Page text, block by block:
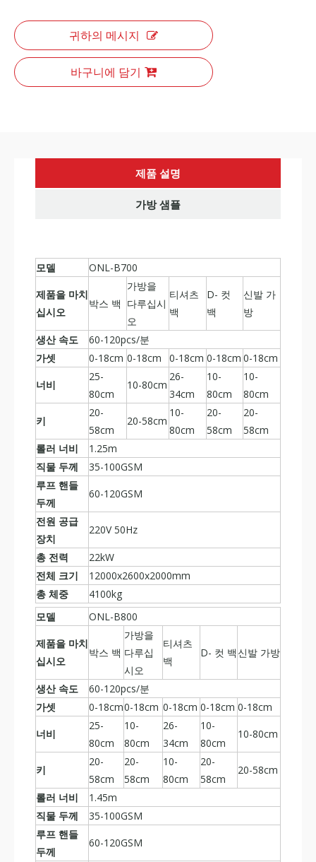
귀하의 메시지
바구니에 담기
제품 설명
가방 샘플
모델
ONL-B700
제품을 마치
십시오
박스 백
가방을
다루십시
오
티셔츠
백
D- 컷
백
신발 가
방
생산 속도
60-120pcs/분
가셋
0-18cm 0-18cm 0-18cm 0-18cm 0-18cm
너비
25-
80cm
10-80cm
26-
34cm
10-
80cm
10-
80cm
키
20-
58cm
20-58cm
10-
80cm
20-
58cm
20-
58cm
롤러 너비
1.25m
직물 두께
35-100GSM
루프 핸들
두께
60-120GSM
전원 공급
장치
220V 50Hz
총 전력
22kW
전체 크기
12000x2600x2000mm
총 체중
4100kg
모델
ONL-B800
제품을 마치
십시오
박스 백
가방을
다루십
시오
티셔츠
백
D- 컷 백 신발 가방
생산 속도
60-120pcs/분
가셋
0-18cm0-18cm 0-18cm 0-18cm 0-18cm
너비
25-
80cm
10-
80cm
26-
34cm
10-
80cm
10-80cm
키
20-
58cm
20-
58cm
10-
80cm
20-
58cm
20-58cm
롤러 너비
1.45m
직물 두께
35-100GSM
루프 핸들
두께
60-120GSM